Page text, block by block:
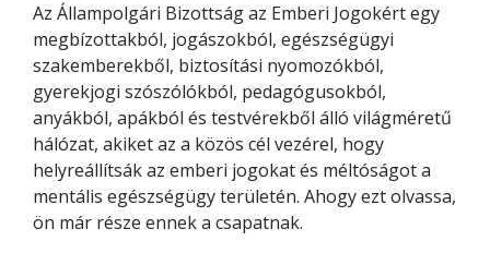
Az Állampolgári Bizottság az Emberi Jogokért egy
megbízottakból, jogászokból, egészségügyi
szakemberekből, biztosítási nyomozókból,
gyerekjogi szószólókból, pedagógusokból,
anyákból, apákból és testvérekből álló világméretű
hálózat, akiket az a közös cél vezérel, hogy
helyreállítsák az emberi jogokat és méltóságot a
mentális egészségügy területén. Ahogy ezt olvassa,
ön már része ennek a csapatnak.